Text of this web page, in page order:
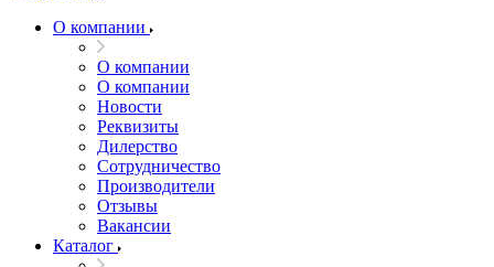
О компании
О компании
О компании
Новости
Реквизиты
Дилерство
Сотрудничество
Производители
Отзывы
Вакансии
Каталог